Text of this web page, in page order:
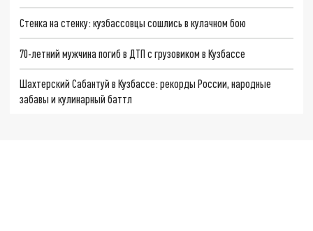
Стенка на стенку: кузбассовцы сошлись в кулачном бою
70-летний мужчина погиб в ДТП с грузовиком в Кузбассе
Шахтерский Сабантуй в Кузбассе: рекорды России, народные
забавы и кулинарный баттл